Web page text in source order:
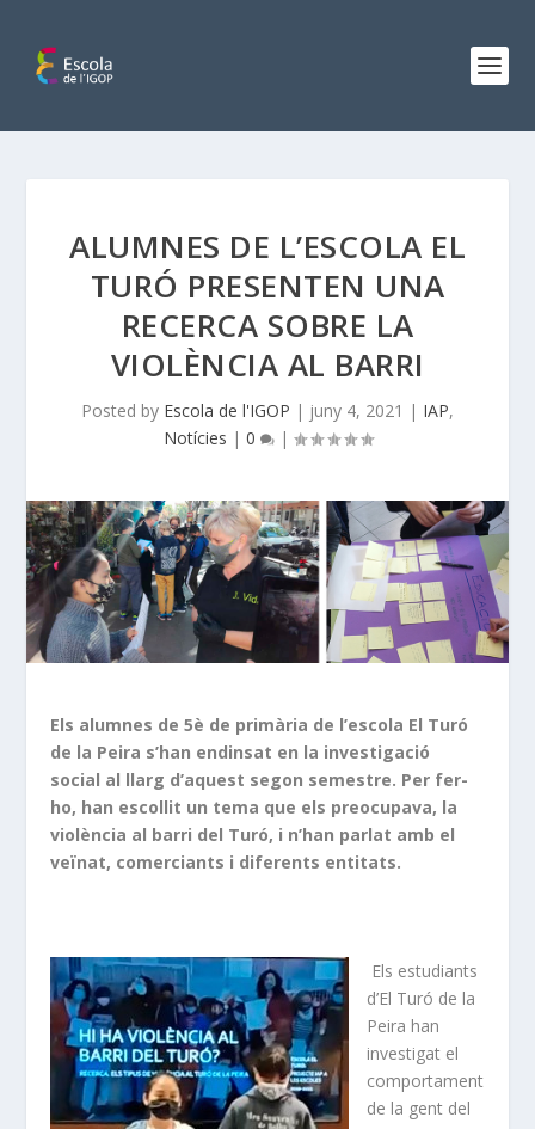
ALUMNES DE L’ESCOLA EL
TURÓ PRESENTEN UNA
RECERCA SOBRE LA
VIOLÈNCIA AL BARRI
Posted by Escola de l'IGOP | juny 4, 2021 | IAP,
Notícies | 0 |
Els alumnes de 5è de primària de l’escola El Turó
de la Peira s’han endinsat en la investigació
social al llarg d’aquest segon semestre. Per fer-
ho, han escollit un tema que els preocupava, la
violència al barri del Turó, i n’han parlat amb el
veïnat, comerciants i diferents entitats.
Els estudiants
d’El Turó de la
Peira han
investigat el
comportament
de la gent del